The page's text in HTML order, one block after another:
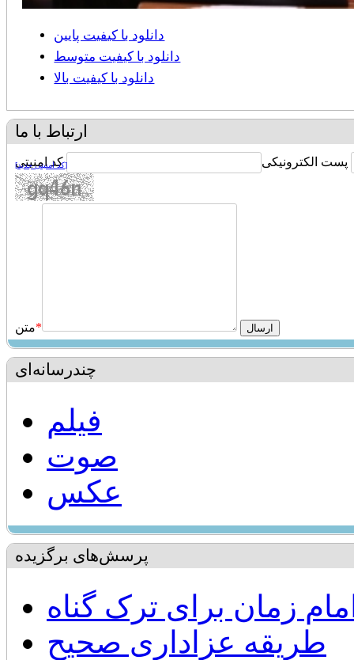
دانلود با کیفیت پایین
دانلود با کیفیت متوسط
دانلود با کیفیت بالا
ارتباط با ما
پست الکترونیکی کد امنیتی[کد امنیتی جدید]
متن*
چندرسانه‌ای
فیلم
صوت
عکس
پرسش‌های برگزیده
زمان برای ترک گناه
طریقه عزاداری صحیح